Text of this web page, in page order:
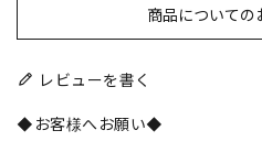
商品についての
レビューを書く
◆お客様へお願い◆